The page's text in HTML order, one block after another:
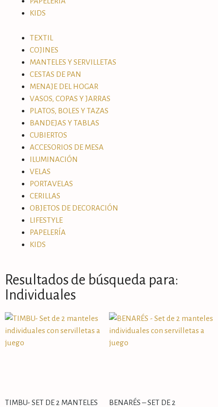
KIDS
TEXTIL
COJINES
MANTELES Y SERVILLETAS
CESTAS DE PAN
MENAJE DEL HOGAR
VASOS, COPAS Y JARRAS
PLATOS, BOLES Y TAZAS
BANDEJAS Y TABLAS
CUBIERTOS
ACCESORIOS DE MESA
ILUMINACIÓN
VELAS
PORTAVELAS
CERILLAS
OBJETOS DE DECORACIÓN
LIFESTYLE
PAPELERÍA
KIDS
Resultados de búsqueda para:
Individuales
TIMBU- SET DE 2 MANTELES
BENARÉS – SET DE 2